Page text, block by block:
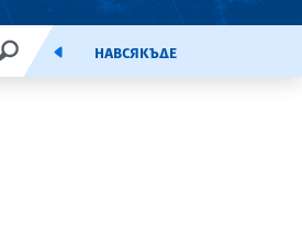
ТЪРСЕНЕЕМИСИЯНАВСЯКЪДЕ